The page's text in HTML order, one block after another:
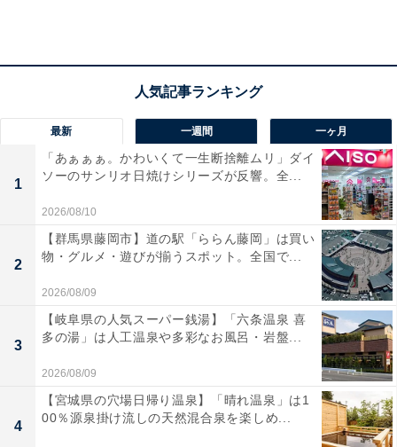
（2）Yogibo Max
最新 一週間 一ヶ月
1
「あぁぁぁ。かわいくて一生断捨離ムリ」ダイ
ソーのサンリオ日焼けシリーズが反響。全...
2026/08/10
2
【群馬県藤岡市】道の駅「ららん藤岡」は買い
物・グルメ・遊びが揃うスポット。全国で...
2026/08/09
3
【岐阜県の人気スーパー銭湯】「六条温泉 喜
多の湯」は人工温泉や多彩なお風呂・岩盤...
2026/08/09
4
【宮城県の穴場日帰り温泉】「晴れ温泉」は1
00％源泉掛け流しの天然混合泉を楽しめ...